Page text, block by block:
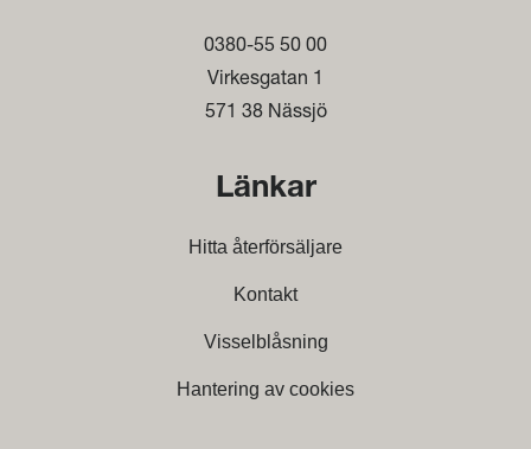
0380-55 50 00
Virkesgatan 1
571 38 Nässjö
Länkar
Hitta återförsäljare
Kontakt
Visselblåsning
Hantering av cookies